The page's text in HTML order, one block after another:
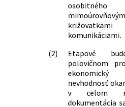
osobitného
komunikáciami.
(2)
Etapové
polovičnom
nevhodnosť
v celom
dokumentácia